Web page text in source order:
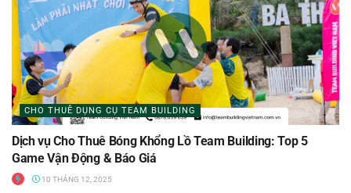
CHO THUÊ DỤNG CỤ TEAM BUILDING
Dịch vụ Cho Thuê Bóng Khổng Lồ Team Building: Top 5
Game Vận Động & Báo Giá
10 THÁNG 12, 2025